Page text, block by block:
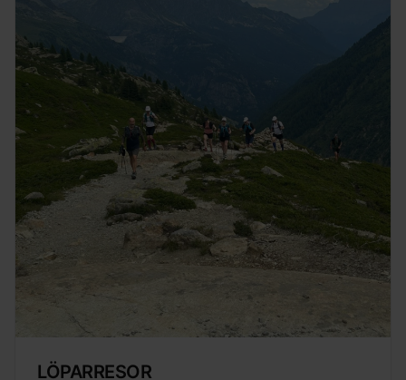
LÖPARRESOR